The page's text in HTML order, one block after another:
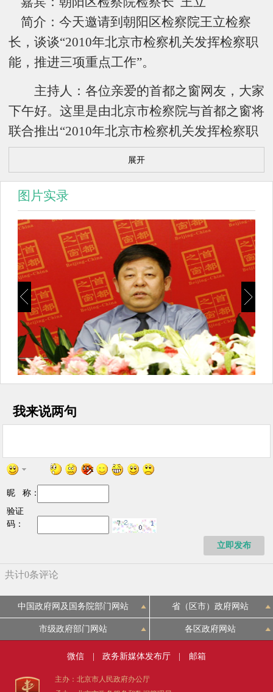
简介：今天邀请到朝阳区检察院王立检察
长，谈谈“2010年北京市检察机关发挥检察职
能，推进三项重点工作”。
主持人：各位亲爱的首都之窗网友，大家
下午好。这里是由北京市检察院与首都之窗将
联合推出“2010年北京市检察机关发挥检察职
能，推进三项重点工作”系列访谈节目现场。
从6月28日至6月30日，每天15点，将邀请一
位基层检察院检察长作客直播间与大家进行在
线交流，今天邀请到的检察长朝阳区检察院王
立检察长，先和我们网友打个招呼。
王立：大家好。
主持人：上一周刚刚结束的“举报宣传
周”上，北京市检察机关以依靠群众、反腐倡
廉、服务大局为主题开展了一系列的宣传活
动，朝阳区检察院开展了什么样的活动？
王立：跟各位网友做一个介绍。“举报宣
个是上街进行群众宣传，解答群众咨询，受理
各种各样的举报；再一个是请了一些人大代
表、政协委员还有人民监督员向他们汇报我们
的反渎职工作和反贪工作，进一步征求意见；
再一个是对举报的线索进行了梳理分流；再一
个是我作为检察长专门拿出时间来进行一些接
待群众。近期来的比较多的没有得到解决的，
特意约谈的是三、四位。
主持人：我们近几年一直在举办“举报宣
传周”，您能不能从基层检察院总结回顾一
展开
图片实录
我来说两句
昵 称：
验证
码：
立即发布
中国政府网及国务院部门网站 省（区市）政府网站
市级政府部门网站 各区政府网站
微信 | 政务新媒体发布厅 | 邮箱
主办：北京市人民政府办公厅